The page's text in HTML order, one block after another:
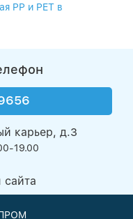
PP и PET в
карьер, д.3
19.00
сайта